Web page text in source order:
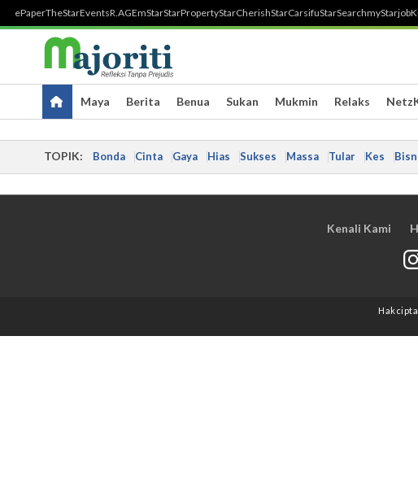
ePaperTheStarEventsR.AGEmStarStarPropertyStarCherishStarCarsifuStarSearchmyStarjob
Maya Berita Benua Sukan Mukmin Relaks
TOPIK: Bonda Cinta Gaya Hias Sukses Massa Tular Kes
Kenali Kami